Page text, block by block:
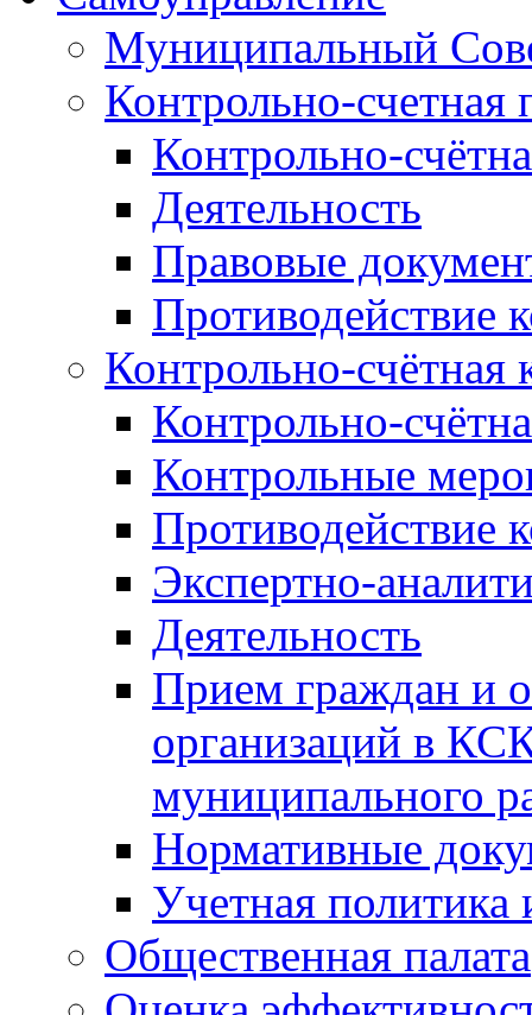
Муниципальный
Контрольно-счетная
Контрольно-
Деятельность
Правовые
Противодействие
Контрольно-счётная
Контрольно-
Контрольные
Противодействие
Экспертно-
Деятельность
Прием граждан и
организаций в
муниципального
Нормативные
Учетная политика
Общественная палата